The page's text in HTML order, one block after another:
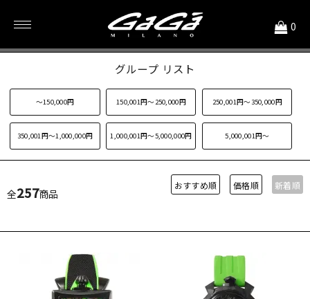
0
価格別 時計
グループ リスト
～150,000円 150,001円～250,000円 250,001円～350,000円
350,001円～1,000,000円 1,000,001円～5,000,000円 5,000,001円～
全257商品
おすすめ順 価格順 新着順